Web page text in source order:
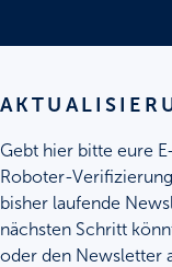
Gebt hier bitte eure
Roboter-
bisher laufende
nächsten Schritt
oder den Newsletter